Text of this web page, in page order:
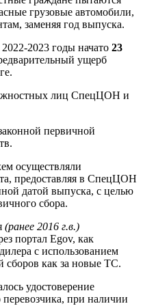
грузовые автомобили,
заменяя год выпуска.
2023 годы начато 23
ущерб
лиц СпецЦОН и
первичной
осуществляли
предоставляя в СпецЦОН
датой выпуска, с целью
сбора.
(ранее 2016 г.в.)
портал Egov, как
с использованием
сборов как за новые ТС.
удостоверение
при наличии